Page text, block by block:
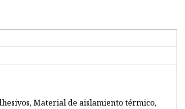
Material de aislamiento térmico,